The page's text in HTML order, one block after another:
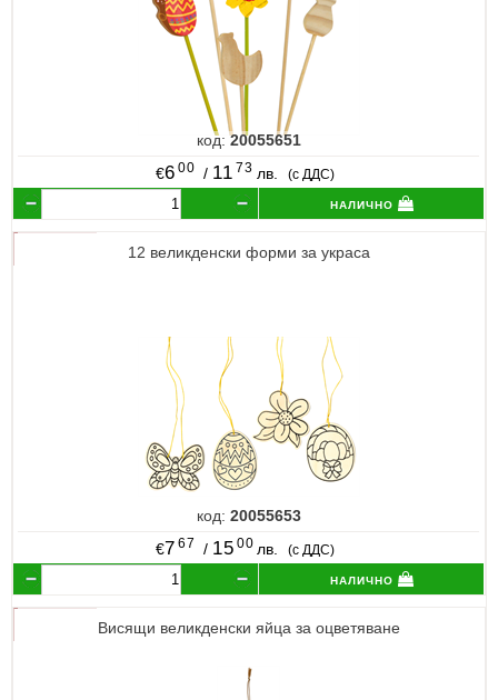
код:20055651
€6 00 / 11 73 лв. (с ДДС)
налично
12 великденски форми за украса
код: 20055653
€7 67 / 15 00 лв. (с ДДС)
налично
Висящи великденски яйца за оцветяване